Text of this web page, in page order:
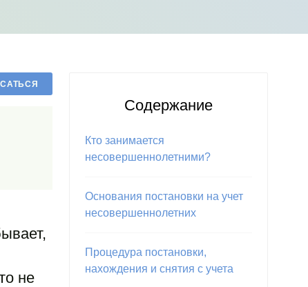
не
Содержание
Кто занимается
несовершеннолетними?
Основания постановки на учет
несовершеннолетних
Процедура постановки,
нахождения и снятия с учета